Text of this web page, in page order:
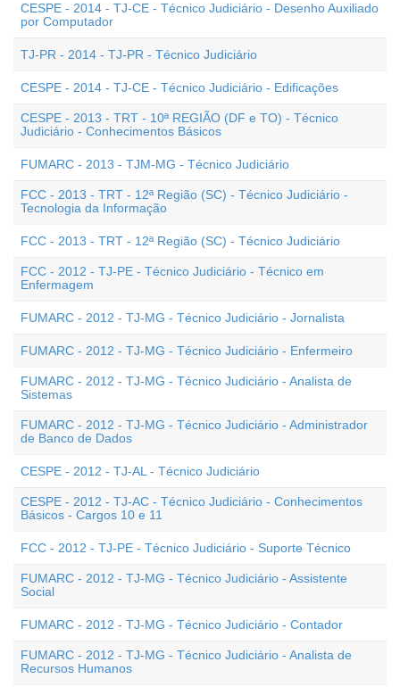
CESPE - 2014 - TJ-CE - Técnico Judiciário - Desenho Auxiliado
por Computador
TJ-PR - 2014 - TJ-PR - Técnico Judiciário
CESPE - 2014 - TJ-CE - Técnico Judiciário - Edificações
CESPE - 2013 - TRT - 10ª REGIÃO (DF e TO) - Técnico
Judiciário - Conhecimentos Básicos
FUMARC - 2013 - TJM-MG - Técnico Judiciário
FCC - 2013 - TRT - 12ª Região (SC) - Técnico Judiciário -
Tecnologia da Informação
FCC - 2013 - TRT - 12ª Região (SC) - Técnico Judiciário
FCC - 2012 - TJ-PE - Técnico Judiciário - Técnico em
Enfermagem
FUMARC - 2012 - TJ-MG - Técnico Judiciário - Jornalista
FUMARC - 2012 - TJ-MG - Técnico Judiciário - Enfermeiro
FUMARC - 2012 - TJ-MG - Técnico Judiciário - Analista de
Sistemas
FUMARC - 2012 - TJ-MG - Técnico Judiciário - Administrador
de Banco de Dados
CESPE - 2012 - TJ-AL - Técnico Judiciário
CESPE - 2012 - TJ-AC - Técnico Judiciário - Conhecimentos
Básicos - Cargos 10 e 11
FCC - 2012 - TJ-PE - Técnico Judiciário - Suporte Técnico
FUMARC - 2012 - TJ-MG - Técnico Judiciário - Assistente
Social
FUMARC - 2012 - TJ-MG - Técnico Judiciário - Contador
FUMARC - 2012 - TJ-MG - Técnico Judiciário - Analista de
Recursos Humanos